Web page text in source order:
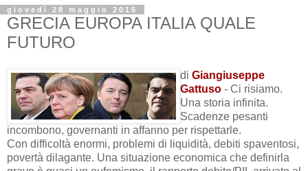
giovedì 28 maggio 2015
GRECIA EUROPA ITALIA QUALE
FUTURO
di Giangiuseppe
Gattuso - Ci risiamo.
Una storia infinita.
Scadenze pesanti
incombono, governanti in affanno per rispettarle.
Con difficoltà enormi, problemi di liquidità, debiti spaventosi,
povertà dilagante. Una situazione economica che definirla